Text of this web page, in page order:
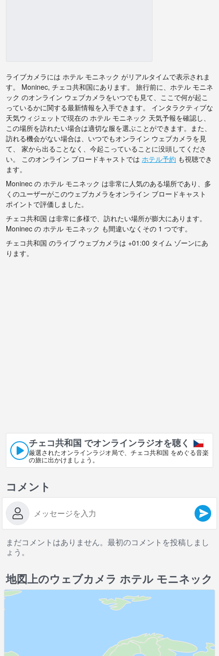
ライブカメラには ホテル モニネック がリアルタイムで表示されま
す。 Moninec, チェコ共和国にあります。 旅行前に、ホテル モニネ
ック のオンライン ウェブカメラをいつでも見て、ここで何が起こ
っているかに関する最新情報を入手できます。 インタラクティブな
天気ウィジェットで現在の ホテル モニネック 天気予報を確認し、
この場所を訪れたい場合は適切な服を選ぶことができます。また、
訪れる機会がない場合は、いつでもオンライン ウェブカメラを見
て、 家から出ることなく、今起こっていることに没頭してくださ
い。 このオンライン ブロードキャストでは ホテル予約 も視聴でき
ます。
Moninec の ホテル モニネック は非常に人気のある場所であり、多
くのユーザーがこのウェブカメラをオンライン ブロードキャスト
ポイントで評価しました。
チェコ共和国 は非常に多様で、訪れたい場所が膨大にあります。
Moninec の ホテル モニネック も間違いなくその 1 つです。
チェコ共和国 のライブ ウェブカメラは +01:00 タイム ゾーンにあ
ります。
チェコ共和国 でオンラインラジオを聴く
厳選されたオンラインラジオ局で、チェコ共和国 をめぐる音楽
の旅に出かけましょう。
コメント
まだコメントはありません。最初のコメントを投稿しまし
ょう。
地図上のウェブカメラ ホテル モニネック